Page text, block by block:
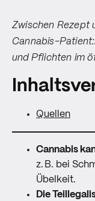
Zwischen Rezept
Cannabis-
und Pflichten im
Quellen
Cannabis
z. B. bei
Übelkeit.
Die